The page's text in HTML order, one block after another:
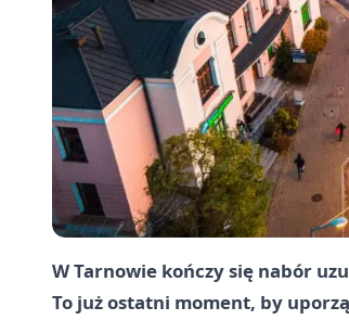
W Tarnowie kończy się nabór
To już ostatni moment, by